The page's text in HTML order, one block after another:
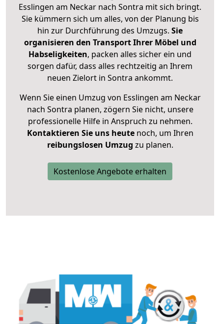
Esslingen am Neckar nach Sontra mit sich bringt.
Sie kümmern sich um alles, von der Planung bis
hin zur Durchführung des Umzugs. Sie
organisieren den Transport Ihrer Möbel und
Habseligkeiten, packen alles sicher ein und
sorgen dafür, dass alles rechtzeitig an Ihrem
neuen Zielort in Sontra ankommt.
Wenn Sie einen Umzug von Esslingen am Neckar
nach Sontra planen, zögern Sie nicht, unsere
professionelle Hilfe in Anspruch zu nehmen.
Kontaktieren Sie uns heutenoch, um Ihren
reibungslosen Umzug zu planen.
Kostenlose Angebote erhalten